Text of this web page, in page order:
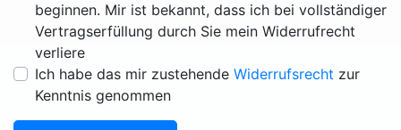
beginnen. Mir ist bekannt, dass ich bei vollständiger
Vertragserfüllung durch Sie mein Widerrufrecht
verliere
Ich habe das mir zustehende Widerrufsrecht zur
Kenntnis genommen